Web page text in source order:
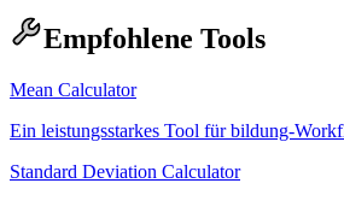
Empfohlene Tools
Mean Calculator
Ein leistungsstarkes Tool für bildung-
Standard Deviation Calculator